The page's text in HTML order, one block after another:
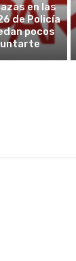
en las
de Policía
pocos